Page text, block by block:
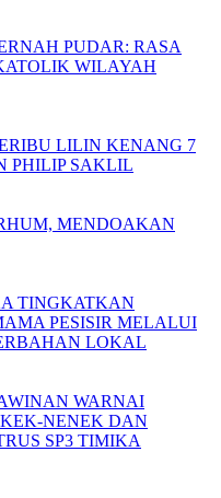
PUDAR: RASA
WILAYAH
LILIN KENANG 7
PHILIP SAKLIL
MENDOAKAN
TINGKATKAN
PESISIR MELALUI
LOKAL
WARNAI
NENEK DAN
SP3 TIMIKA